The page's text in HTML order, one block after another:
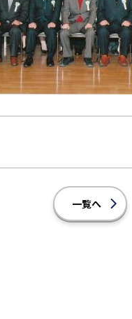
一覧へ